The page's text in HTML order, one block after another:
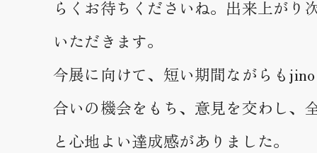
らくお待ちくださいね。出来上がり
いただきます。
今展に向けて、短い期間ながらも
合いの機会をもち、意見を交わし、
と心地よい達成感がありました。